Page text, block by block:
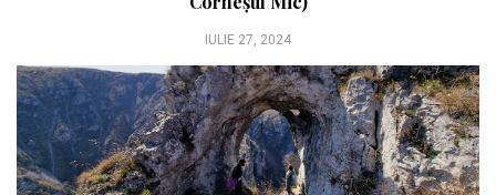
IULIE 27, 2024